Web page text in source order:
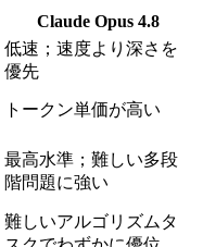
Claude Opus 4.8
低速；速度より深さを
優先
トークン単価が高い
最高水準；難しい多段
階問題に強い
難しいアルゴリズムタ